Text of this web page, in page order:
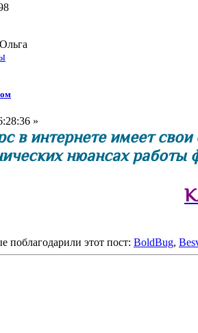
»
в интернете имеет свои
нюансах работы
поблагодарили этот пост: BoldBug,